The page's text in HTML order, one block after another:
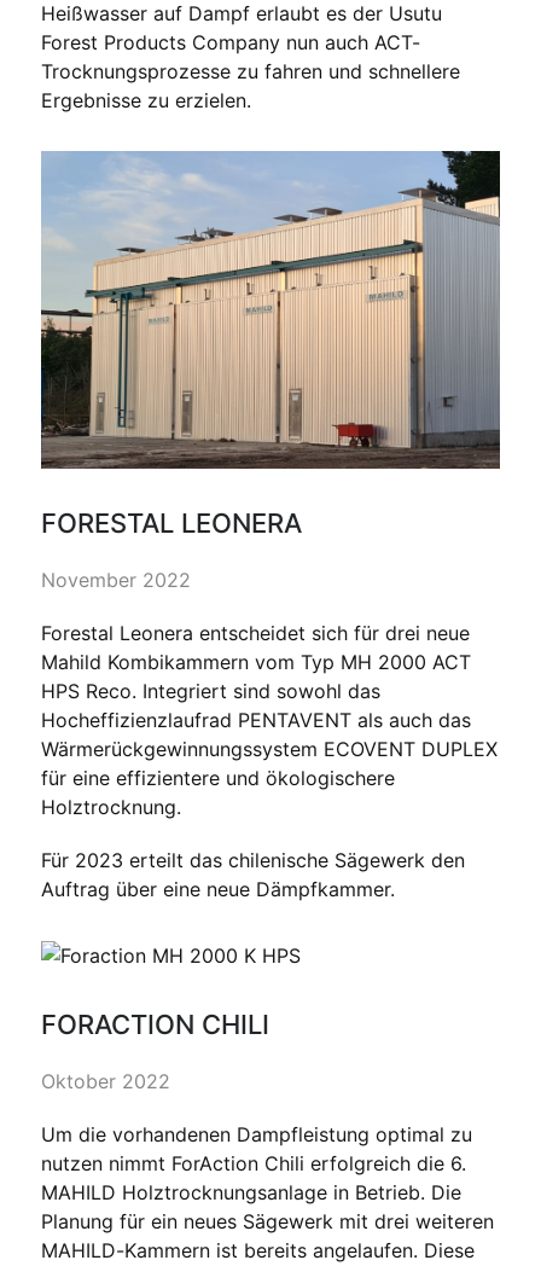
Heißwasser auf Dampf erlaubt es der Usutu
Forest Products Company nun auch ACT-
Trocknungsprozesse zu fahren und schnellere
Ergebnisse zu erzielen.
FORESTAL LEONERA
November 2022
Forestal Leonera entscheidet sich für drei neue
Mahild Kombikammern vom Typ MH 2000 ACT
HPS Reco. Integriert sind sowohl das
Hocheffizienzlaufrad PENTAVENT als auch das
Wärmerückgewinnungssystem ECOVENT DUPLEX
für eine effizientere und ökologischere
Holztrocknung.
Für 2023 erteilt das chilenische Sägewerk den
Auftrag über eine neue Dämpfkammer.
FORACTION CHILI
Oktober 2022
Um die vorhandenen Dampfleistung optimal zu
nutzen nimmt ForAction Chili erfolgreich die 6.
MAHILD Holztrocknungsanlage in Betrieb. Die
Planung für ein neues Sägewerk mit drei weiteren
MAHILD-Kammern ist bereits angelaufen. Diese